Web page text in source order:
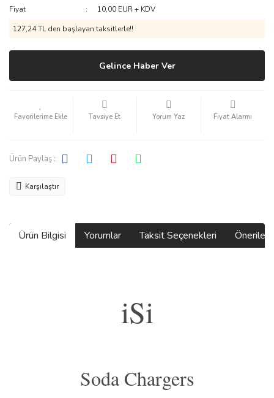
Fiyat
10,00 EUR + KDV
127,24 TL den başlayan taksitlerle!!
Gelince Haber Ver
Tavsiye Et Yorum Yaz Fiyat Alarmı
Ürün Paylaş :
Karşılaştır
Ürün Bilgisi Yorumlar Taksit Seçenekleri
iSi
Soda Chargers